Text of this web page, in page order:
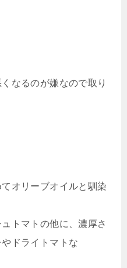
なるのが嫌なので取り
オリーブオイルと馴染
トマトの他に、濃厚さ
ドライトマトな